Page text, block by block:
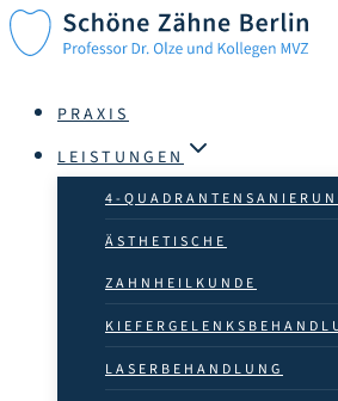
Zum
springenPRAXIS
LEISTUNGEN
4-
ÄSTHETISCHE
ZAHN­HEILKUNDE
LASER­BEHANDLUNG